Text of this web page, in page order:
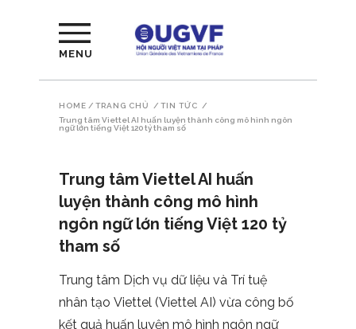
MENU
HOME / TRANG CHỦ / TIN TỨC
/
Trung tâm Viettel AI huấn luyện thành công mô hình ngôn
ngữ lớn tiếng Việt 120 tỷ tham số
Trung tâm Viettel AI huấn
luyện thành công mô hình
ngôn ngữ lớn tiếng Việt 120 tỷ
tham số
Trung tâm Dịch vụ dữ liệu và Trí tuệ
nhân tạo Viettel (Viettel AI) vừa công bố
kết quả huấn luyện mô hình ngôn ngữ